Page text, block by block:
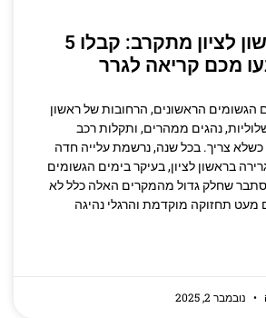
החורף בראשון לציון מתקרב: קבלו 5
מכם קריאה לגרר
הגשומים הראשונים, הרחובות של ראשון
נהגים ממהרים, ותקלות רכב
צריך. בכל שנה, נרשמת עלייה חדה
בראשון לציון, בעיקר בימים הגשומים
שחלק גדול מהמקרים האלה כלל לא
מעט תחזוקה מוקדמת והרגלי נהיגה
נובמבר 2, 2025